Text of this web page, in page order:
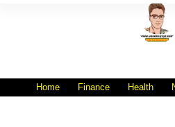
Home Finance Health